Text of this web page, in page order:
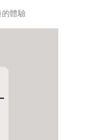
體驗